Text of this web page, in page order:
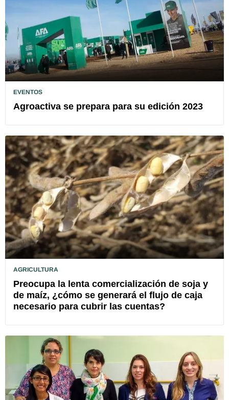
EVENTOS
Agroactiva se prepara para su edición 2023
AGRICULTURA
Preocupa la lenta comercialización de soja y
de maíz, ¿cómo se generará el flujo de caja
necesario para cubrir las cuentas?